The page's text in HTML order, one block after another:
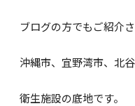
ブログの方でもご紹介
沖縄市、宜野湾市、北
衛生施設の底地です。